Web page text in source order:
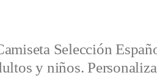
Selección
y niños.